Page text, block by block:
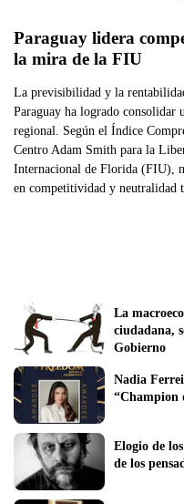
Paraguay lidera
la mira de la FIU
La previsibilidad y la
Paraguay ha logrado consolidar
regional. Según el Índice
Centro Adam Smith para la
Internacional de Florida (FIU),
en competitividad y neutralidad
La
ciudadana,
Gobierno
Nadia
“Champion
Elogio de